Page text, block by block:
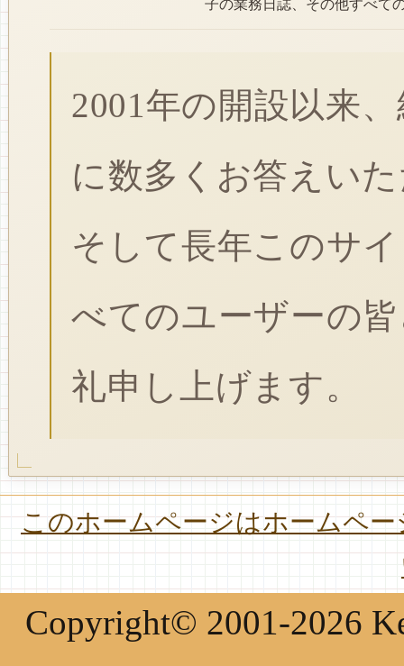
子の業務日誌、その他すべて
2001年の開設以来
に数多くお答えい
そして長年このサ
べてのユーザーの
礼申し上げます。
このホームページはホームペ
Copyright© 2001-2026